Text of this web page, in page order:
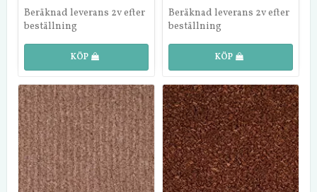
Beräknad leverans 2v efter
beställning
KÖP
Beräknad leverans 2v efter
beställning
KÖP